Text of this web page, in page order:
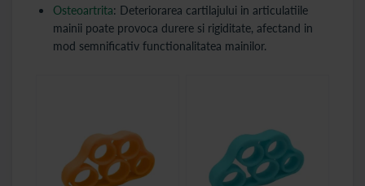
Osteoartrita: Deteriorarea cartilajului in articulatiile
mainii poate provoca durere si rigiditate, afectand in
mod semnificativ functionalitatea mainilor.